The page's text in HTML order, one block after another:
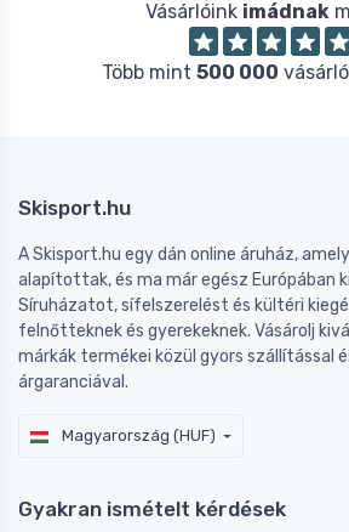
Vásárlóink imádnak
Több mint 500 000
Skisport.hu
A Skisport.hu egy dán online áruház,
alapítottak, és ma már egész Európában
Síruházatot, sífelszerelést és kültéri
felnőtteknek és gyerekeknek. Vásárolj
márkák termékei közül gyors szállítással
árgaranciával.
Magyarország (HUF)
Gyakran ismételt kérdések